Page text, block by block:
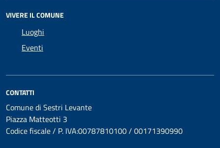
VIVERE IL COMUNE
Luoghi
Eventi
CONTATTI
Comune di Sestri Levante
Piazza Matteotti 3
Codice fiscale / P. IVA:00787810100 / 00171390990